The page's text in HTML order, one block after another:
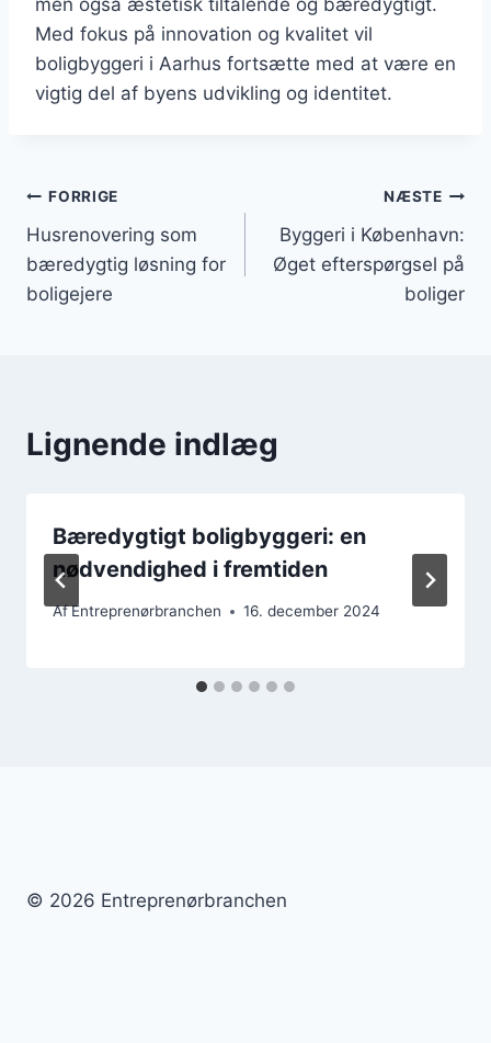
Med fokus på innovation og kvalitet vil
boligbyggeri i Aarhus fortsætte med at være en
vigtig del af byens udvikling og identitet.
Indlægsnavigation
FORRIGE
Husrenovering som
bæredygtig løsning for
boligejere
NÆSTE
Byggeri i København:
Øget efterspørgsel på
boliger
Lignende indlæg
Bæredygtigt boligbyggeri: en
nødvendighed i fremtiden
AfEntreprenørbranchen 16. december 2024
© 2026 Entreprenørbranchen